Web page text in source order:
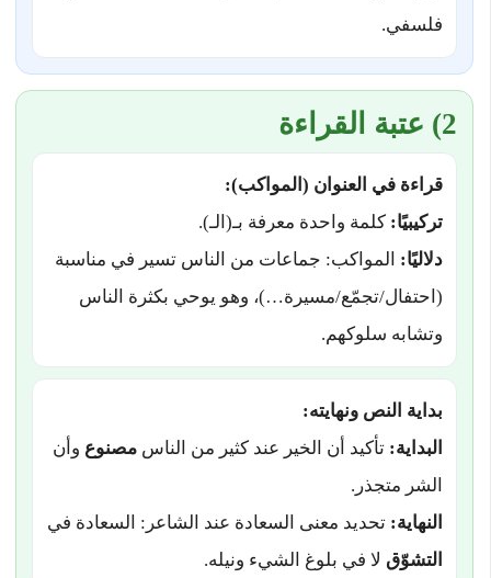
فلسفي.
2) عتبة القراءة
قراءة في العنوان (المواكب):
تركيبيًا: كلمة واحدة معرفة بـ(الـ).
دلاليًا: المواكب: جماعات من الناس تسير في مناسبة
(احتفال/تجمّع/مسيرة…)، وهو يوحي بكثرة الناس
وتشابه سلوكهم.
بداية النص ونهايته:
البداية: تأكيد أن الخير عند كثير من الناس مصنوع وأن
الشر متجذر.
النهاية: تحديد معنى السعادة عند الشاعر: السعادة في
التشوّق لا في بلوغ الشيء ونيله.